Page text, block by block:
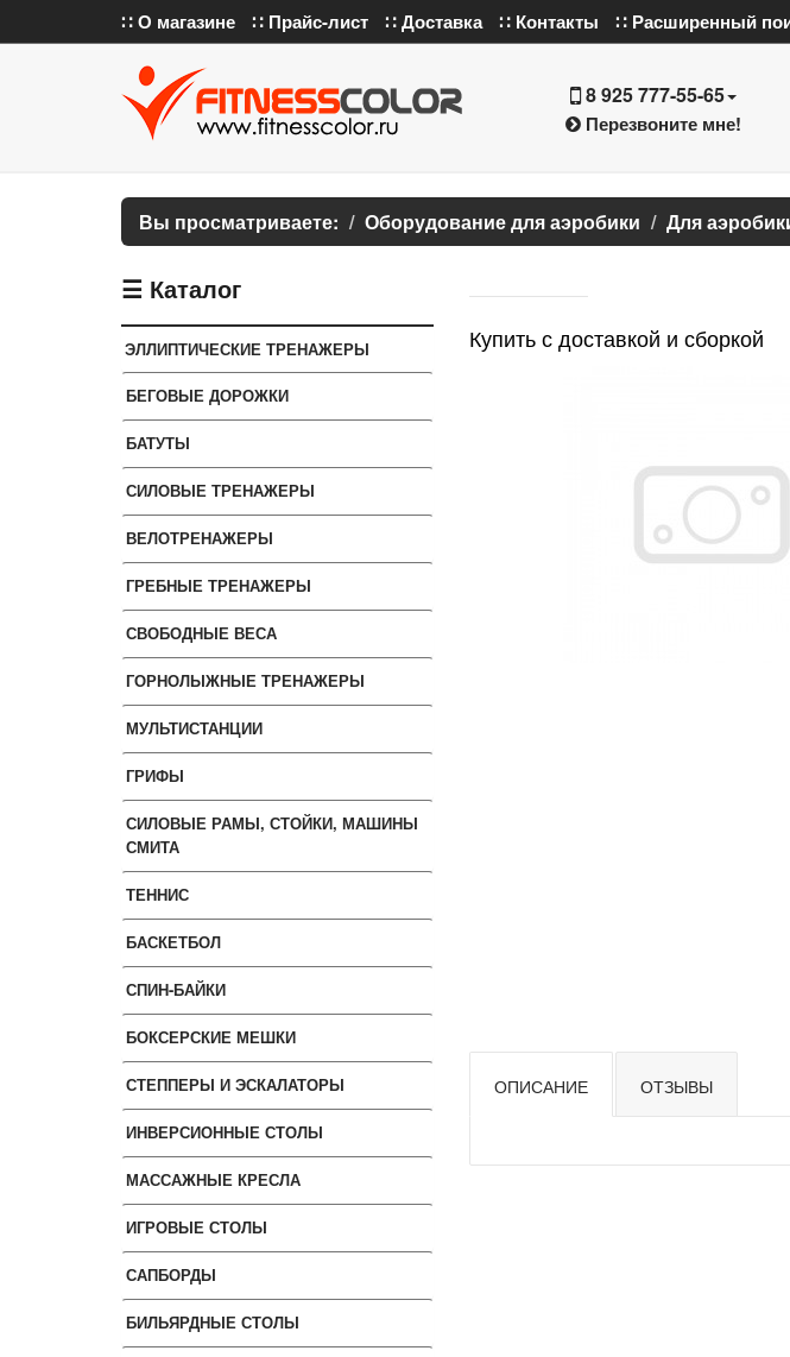
∷ О магазине ∷ Прайс-лист ∷ Доставка ∷ Контакты ∷ Расширенный
8 925 777-55-65
Перезвоните мне!
Вы просматриваете: Оборудование для аэробики Для
☰ Каталог
ЭЛЛИПТИЧЕСКИЕ ТРЕНАЖЕРЫ
БЕГОВЫЕ ДОРОЖКИ
БАТУТЫ
СИЛОВЫЕ ТРЕНАЖЕРЫ
ВЕЛОТРЕНАЖЕРЫ
ГРЕБНЫЕ ТРЕНАЖЕРЫ
СВОБОДНЫЕ ВЕСА
ГОРНОЛЫЖНЫЕ ТРЕНАЖЕРЫ
МУЛЬТИСТАНЦИИ
ГРИФЫ
СИЛОВЫЕ РАМЫ, СТОЙКИ, МАШИНЫ
СМИТА
ТЕННИС
БАСКЕТБОЛ
СПИН-БАЙКИ
БОКСЕРСКИЕ МЕШКИ
СТЕППЕРЫ И ЭСКАЛАТОРЫ
ИНВЕРСИОННЫЕ СТОЛЫ
МАССАЖНЫЕ КРЕСЛА
ИГРОВЫЕ СТОЛЫ
САПБОРДЫ
БИЛЬЯРДНЫЕ СТОЛЫ
Купить с доставкой и сборкой
ОПИСАНИЕ ОТЗЫВЫ